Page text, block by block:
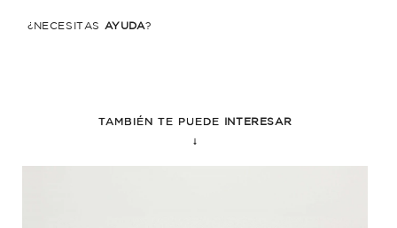
¿NECESITÁS AYUDA?
TAMBIÉN TE PUEDE
INTERESAR
↓